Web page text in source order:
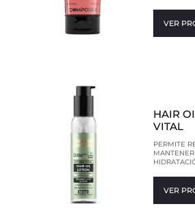
VER
HAIR
VITAL
PERMITE
VER